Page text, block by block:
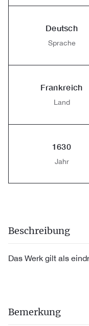
Deutsch
Sprache
Frankreich
Land
1630
Jahr
Beschreibung
Das Werk gilt als
Bemerkung